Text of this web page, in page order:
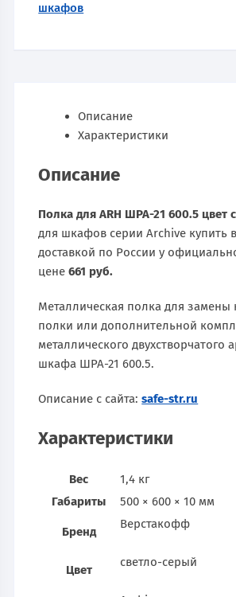
шкафов
Описание
Характеристики
Описание
Полка для ARH ШРА-21 600.5 цвет
для шкафов серии Archive купить
доставкой по России у
цене661 руб.
Металлическая полка для замены
полки или дополнительной
металлического двухстворчатого
шкафа ШРА-21 600.5.
Описание с сайта:safe-str.ru
Характеристики
Вес
1,4 кг
Габариты
500 × 600 × 10 мм
Бренд
Верстакофф
Цвет
светло-серый